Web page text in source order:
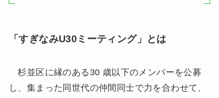
「すぎなみU30ミーティング」とは
杉並区に縁のある30 歳以下のメンバーを公募
し、集まった同世代の仲間同士で力を合わせて、